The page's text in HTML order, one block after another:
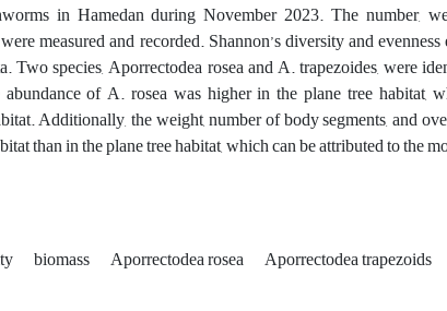
in Hamedan during November 2023. The number,
measured and recorded. Shannon’s diversity and
Two species, Aporrectodea rosea and A. trapezoides, were
of A. rosea was higher in the plane tree habitat,
Additionally, the weight, number of body segments, and
than in the plane tree habitat, which can be attributed to the
biomass Aporrectodea rosea
Aporrectodea trapezoids